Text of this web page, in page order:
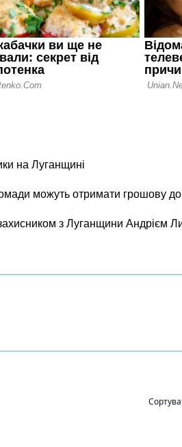
на Луганщині
можуть отримати грошову
з Луганщини Андрієм